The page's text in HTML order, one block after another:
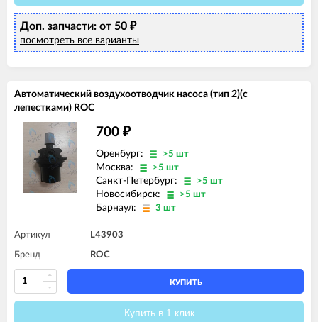
Доп. запчасти: от 50 ₽
посмотреть все варианты
Автоматический воздухоотводчик насоса (тип 2)(c
лепестками) ROC
700 ₽
Оренбург: >5 шт
Москва: >5 шт
Санкт-Петербург: >5 шт
Новосибирск: >5 шт
Барнаул: 3 шт
Артикул L43903
Бренд ROC
КУПИТЬ
Купить в 1 клик